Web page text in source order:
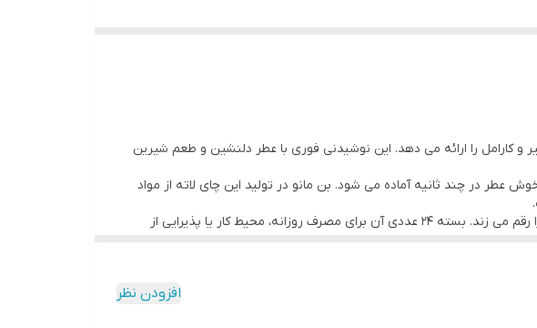
و کارامل را ارائه می دهد. این نوشیدنی فوری با عطر دلنشین و طعم شیرین
عطر در چند ثانیه آماده می شود. بن مانو در تولید این چای لاته از مواد
طعم کارامل در کنار شیر و چای سیاه، تعادلی عالی بین شیرینی و تلخی ایجاد کرده و تجربه نوشیدنی ای خاص را رقم می زند. بسته 24 عددی آن برای مصرف روزانه، محیط کار یا پذیرایی از
افزودن نظر